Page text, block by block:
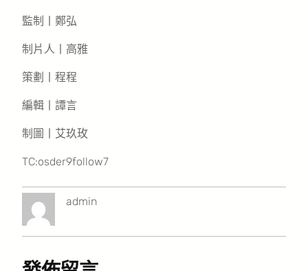
監制丨鄭弘
制片人丨高雅
策劃丨程程
編輯丨譚言
制圖丨艾玖玫
TC:osder9follow7
admin